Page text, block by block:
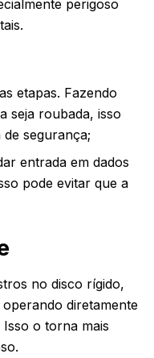
perigoso
etapas. Fazendo
seja roubada, isso
segurança;
entrada em dados
pode evitar que a
no disco rígido,
diretamente
o torna mais